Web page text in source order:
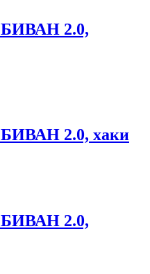
БИВАН 2.0,
2.0, хаки
БИВАН 2.0,